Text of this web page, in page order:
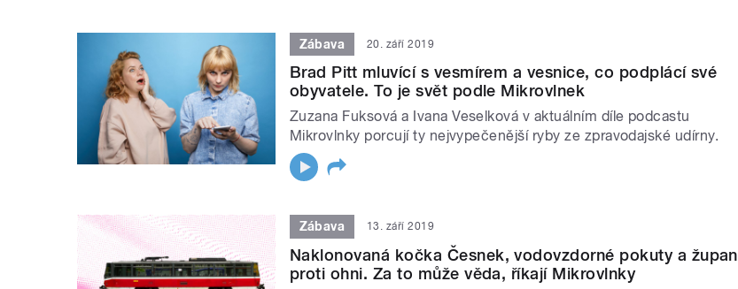
Zábava 20. září 2019
Brad Pitt mluvící s vesmírem a vesnice, co podplácí své
obyvatele. To je svět podle Mikrovlnek
Zuzana Fuksová a Ivana Veselková v aktuálním díle podcastu
Mikrovlnky porcují ty nejvypečenější ryby ze zpravodajské udírny.
Zábava 13. září 2019
Naklonovaná kočka Česnek, vodovzdorné pokuty a župan
proti ohni. Za to může věda, říkají Mikrovlnky